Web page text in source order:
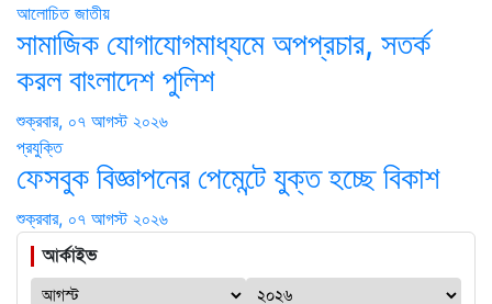
আলোচিত জাতীয়
সামাজিক যোগাযোগমাধ্যমে অপপ্রচার, সতর্ক
করল বাংলাদেশ পুলিশ
শুক্রবার, ০৭ আগস্ট ২০২৬
প্রযুক্তি
ফেসবুক বিজ্ঞাপনের পেমেন্টে যুক্ত হচ্ছে বিকাশ
শুক্রবার, ০৭ আগস্ট ২০২৬
আর্কাইভ